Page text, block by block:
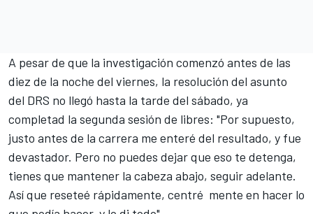
A pesar de que la investigación comenzó antes de las
diez de la noche del viernes, la resolución del asunto
del DRS no llegó hasta la tarde del sábado, ya
completad la segunda sesión de libres: "Por supuesto,
justo antes de la carrera me enteré del resultado, y fue
devastador. Pero no puedes dejar que eso te detenga,
tienes que mantener la cabeza abajo, seguir adelante.
Así que reseteé rápidamente, centré mente en hacer lo